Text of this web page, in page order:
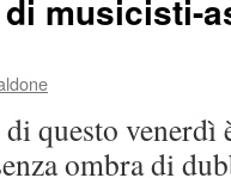
musicisti-
questo venerdì
ombra di